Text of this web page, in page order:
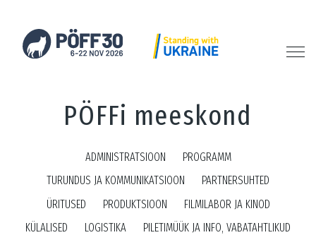
PÖFFi meeskond
ADMINISTRATSIOON
PROGRAMM
TURUNDUS JA KOMMUNIKATSIOON
PARTNERSUHTED
ÜRITUSED
PRODUKTSIOON
FILMILABOR JA KINOD
KÜLALISED
LOGISTIKA
PILETIMÜÜK JA INFO, VABATAHTLIKUD